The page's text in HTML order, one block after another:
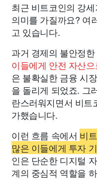
최근 비트코인의 강
의미를 가질까요? 여
고 있습니다.
과거 경제의 불안정
이들에게 안전 자산
은 불확실한 금융 시
을 돌리게 되었죠. 그
란스러워지면서 비트
가했습니다.
이런 흐름 속에서 비
많은 이들에게 투자
인은 단순한 디지털
계의 중심적 역할을